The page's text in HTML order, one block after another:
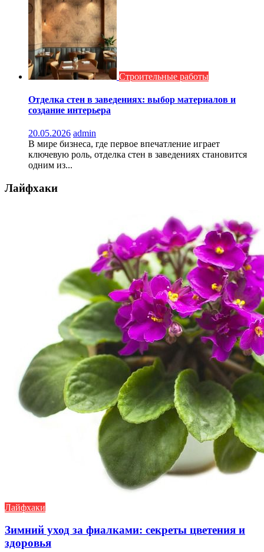
Строительные работы
Отделка стен в заведениях: выбор материалов и
создание интерьера
20.05.2026 admin
В мире бизнеса, где первое впечатление играет
ключевую роль, отделка стен в заведениях становится
одним из...
Лайфхаки
Лайфхаки
Зимний уход за фиалками: секреты цветения и
здоровья